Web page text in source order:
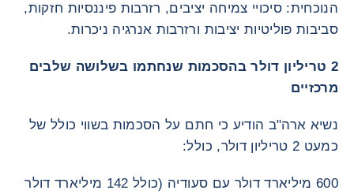
הנוכחית: סיכויי צמיחה יציבים, רזרבות פיננסיות חזקות,
סביבות פוליטיות יציבות ורזרבות אנרגיה ניכרות.
2 טריליון דולר בהסכמות שנחתמו בשלושה שלבים
מרכזיים
נשיא ארה"ב הודיע כי חתם על הסכמות בשווי כולל של
כמעט 2 טריליון דולר, כולל:
600 מיליארד דולר עם סעודיה (כולל 142 מיליארד דולר